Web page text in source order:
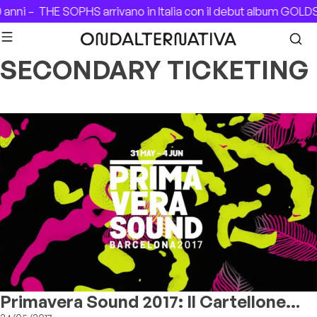
Skip to content
– THE SOPHS arrivano in Italia con il debut album
SECONDARY TICKETING
Primavera Sound 2017: Il Cartellone